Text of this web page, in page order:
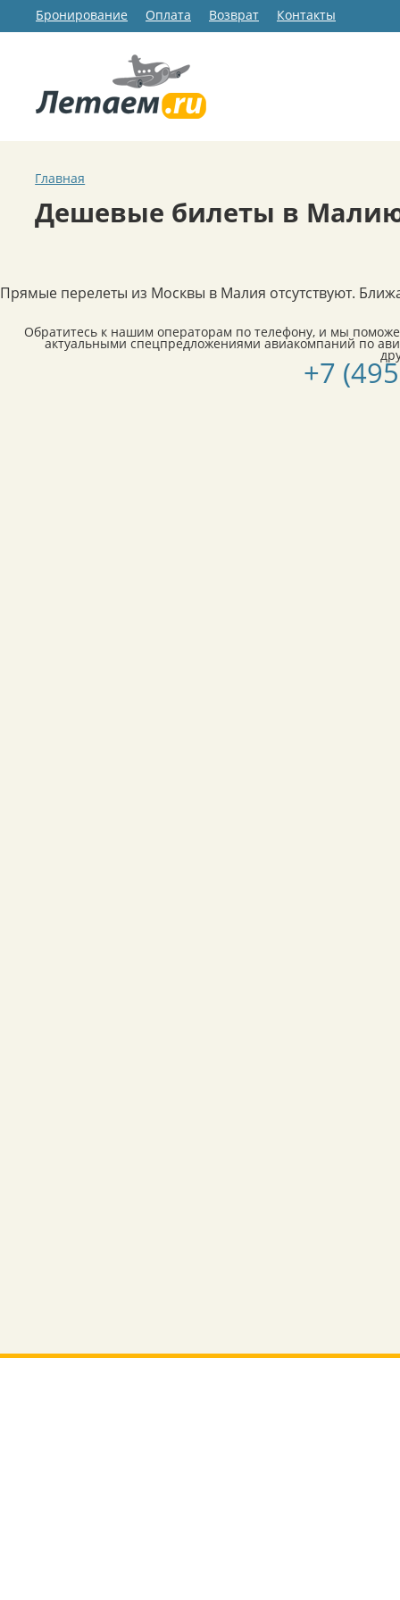
Бронирование Оплата Возврат Контакты
Главная
Дешевые билеты в
Прямые перелеты из Москвы в Малия отсутствуют.
Обратитесь к нашим операторам по телефону, и мы
актуальными спецпредложениями авиакомпаний по
+7